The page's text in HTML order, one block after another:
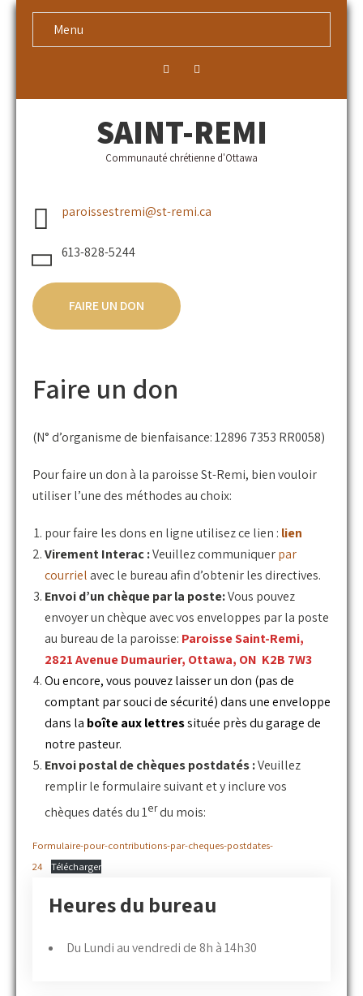
Menu
SAINT-REMI
Communauté chrétienne d'Ottawa
paroissestremi@st-remi.ca
613-828-5244
FAIRE UN DON
Faire un don
(N° d’organisme de bienfaisance: 12896 7353 RR0058)
Pour faire un don à la paroisse St-Remi, bien vouloir
utiliser l’une des méthodes au choix:
pour faire les dons en ligne utilisez ce lien : lien
Virement Interac :Veuillez communiquerpar
courrielavec le bureau afin d’obtenir les directives.
Envoi d’un chèque par la poste:Vous pouvez
envoyer un chèque avec vos enveloppes par la poste
au bureau de la paroisse: Paroisse Saint-Remi,
2821 Avenue Dumaurier, Ottawa, ON K2B 7W3
Ou encore, vous pouvez laisser un don (pas de
comptant par souci de sécurité) dans une enveloppe
dans la boîte aux lettressituée près du garage de
notre pasteur.
Envoi postal de chèques postdatés :Veuillez
remplir le formulaire suivant et y inclure vos
chèques datés du 1erdu mois:
Formulaire-pour-contributions-par-cheques-postdates-
24
Télécharger
Heures du bureau
Du Lundi au vendredi de 8h à 14h30